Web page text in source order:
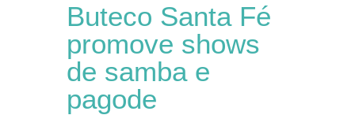
Buteco Santa Fé
promove shows
de samba e
pagode